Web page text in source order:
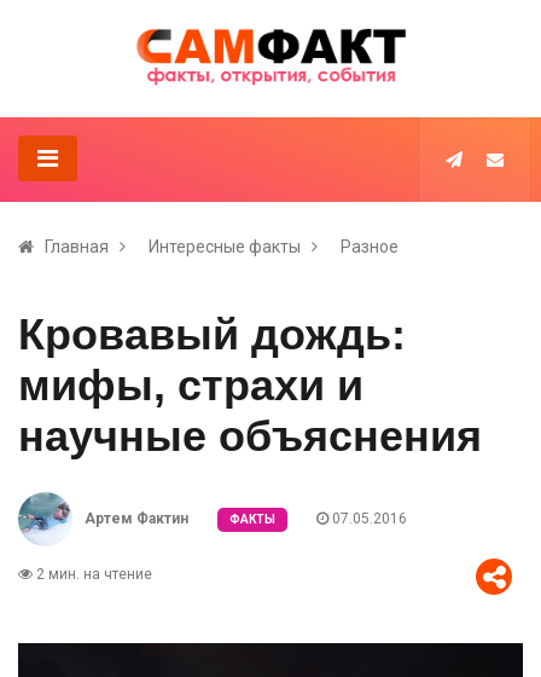
Главная Интересные факты Разное
Кровавый дождь:
мифы, страхи и
научные объяснения
Артем Фактин ФАКТЫ 07.05.2016
2 мин. на чтение